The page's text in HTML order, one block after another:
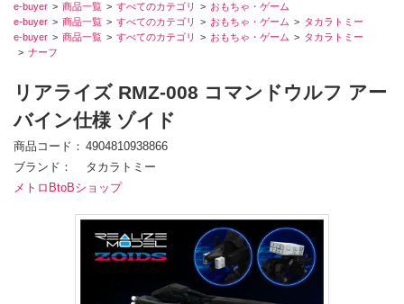
e-buyer 商品一覧 すべてのカテゴリ
おもちゃ・ゲーム
e-buyer
商品一覧 すべてのカテゴリ おもちゃ・ゲーム
タカラトミー
e-buyer
商品一覧 すべてのカテゴリ おもちゃ・ゲーム
タカラトミー
ナーフ
リアライズ RMZ-008 コマンドウルフ アー
バイン仕様 ゾイド
商品コード
4904810938866
ブランド
タカラトミー
メトロBtoBショップ